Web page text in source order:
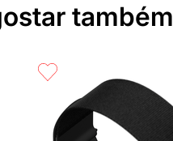
também
Compra rápida